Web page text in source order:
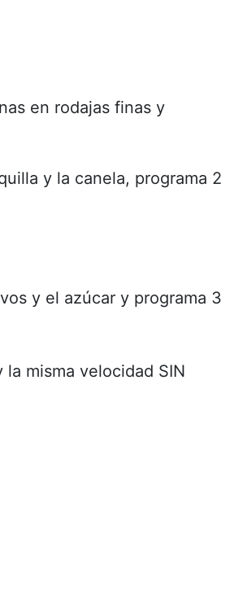
en rodajas finas y
y la canela, programa 2
y el azúcar y programa 3
misma velocidad SIN